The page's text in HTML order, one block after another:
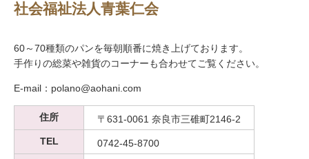
社会福祉法人青葉仁会
60～70種類のパンを毎朝順番に焼き上げております。
手作りの総菜や雑貨のコーナーも合わせてご覧ください。
E-mail：polano@aohani.com
住所
〒631-0061 奈良市三碓町2146-2
TEL
0742-45-8700